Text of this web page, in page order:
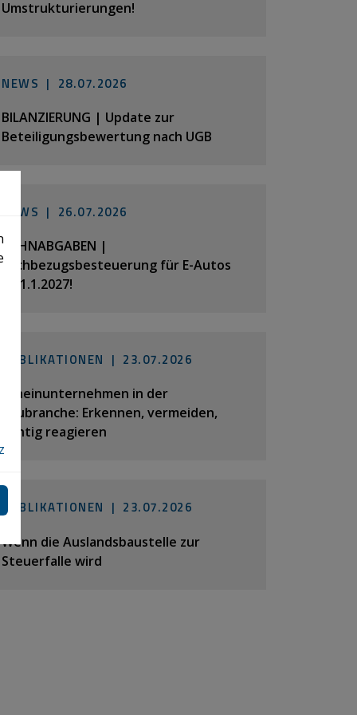
Umstrukturierungen!
NEWS | 28.07.2026
BILANZIERUNG | Update zur
Beteiligungsbewertung nach UGB
NEWS | 26.07.2026
LOHNABGABEN |
Sachbezugsbesteuerung für E-Autos
ab 1.1.2027!
PUBLIKATIONEN | 23.07.2026
Scheinunternehmen in der
Baubranche: Erkennen, vermeiden,
richtig reagieren
PUBLIKATIONEN | 23.07.2026
Wenn die Auslandsbaustelle zur
Steuerfalle wird